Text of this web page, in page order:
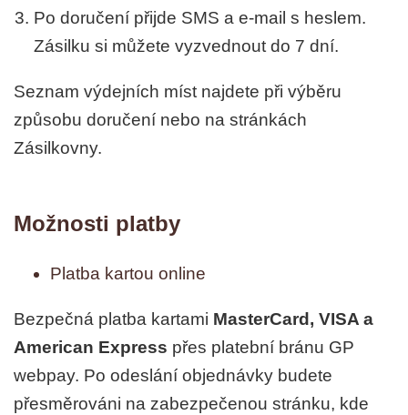
Po doručení přijde SMS a e-mail s heslem.
Zásilku si můžete vyzvednout do 7 dní.
Seznam výdejních míst najdete při výběru
způsobu doručení nebo na stránkách
Zásilkovny.
Možnosti platby
Platba kartou online
Bezpečná platba kartami MasterCard, VISA a
American Express přes platební bránu GP
webpay. Po odeslání objednávky budete
přesměrováni na zabezpečenou stránku, kde